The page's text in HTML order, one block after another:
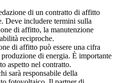
di un contratto di affitto
Deve includere termini sulla
di affitto, la manutenzione
reciproche.
di affitto può essere una cifra
di energia. È importante
aspetto nel contratto.
sarà responsabile della